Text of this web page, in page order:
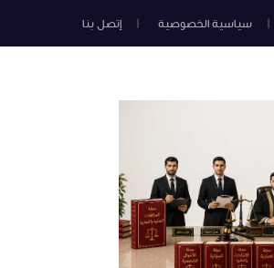
سياسية الخصوصية إتصل بنا